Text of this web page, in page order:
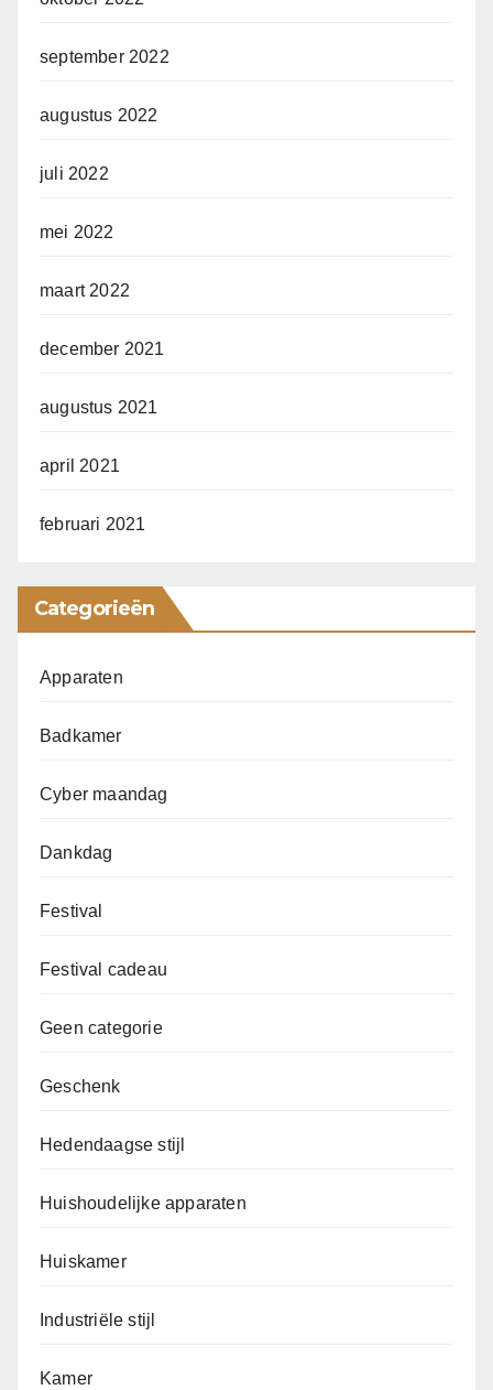
september 2022
augustus 2022
juli 2022
mei 2022
maart 2022
december 2021
augustus 2021
april 2021
februari 2021
Categorieën
Apparaten
Badkamer
Cyber maandag
Dankdag
Festival
Festival cadeau
Geen categorie
Geschenk
Hedendaagse stijl
Huishoudelijke apparaten
Huiskamer
Industriële stijl
Kamer